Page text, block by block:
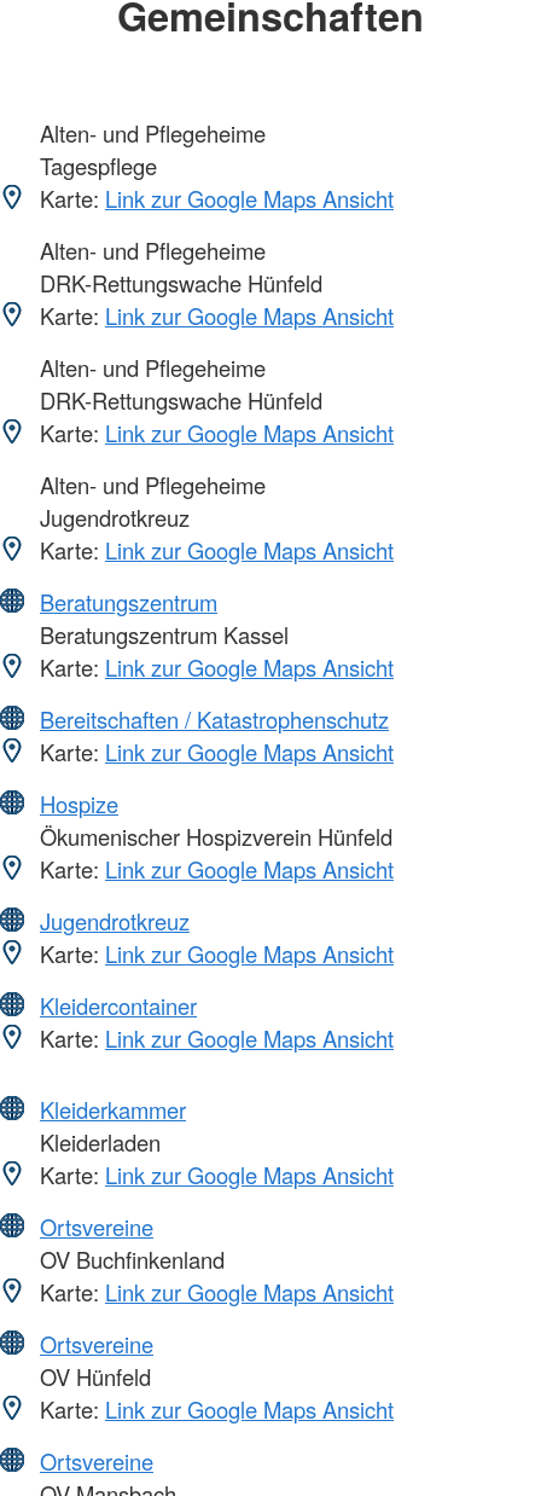
Gemeinschaften
Alten- und Pflegeheime
Tagespflege
Karte: Link zur Google Maps Ansicht
Alten- und Pflegeheime
DRK-Rettungswache Hünfeld
Karte: Link zur Google Maps Ansicht
Alten- und Pflegeheime
DRK-Rettungswache Hünfeld
Karte: Link zur Google Maps Ansicht
Alten- und Pflegeheime
Jugendrotkreuz
Karte: Link zur Google Maps Ansicht
Beratungszentrum
Beratungszentrum Kassel
Karte: Link zur Google Maps Ansicht
Bereitschaften / Katastrophenschutz
Karte: Link zur Google Maps Ansicht
Hospize
Ökumenischer Hospizverein Hünfeld
Karte: Link zur Google Maps Ansicht
Jugendrotkreuz
Karte: Link zur Google Maps Ansicht
Kleidercontainer
Karte: Link zur Google Maps Ansicht
Kleiderkammer
Kleiderladen
Karte: Link zur Google Maps Ansicht
Ortsvereine
OV Buchfinkenland
Karte: Link zur Google Maps Ansicht
Ortsvereine
OV Hünfeld
Karte: Link zur Google Maps Ansicht
Ortsvereine